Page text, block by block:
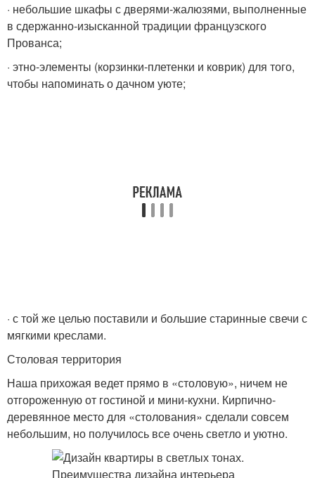
· небольшие шкафы с дверями-жалюзями, выполненные
в сдержанно-изысканной традиции французского
Прованса;
· этно-элементы (корзинки-плетенки и коврик) для того,
чтобы напоминать о дачном уюте;
· с той же целью поставили и большие старинные свечи с
мягкими креслами.
Столовая территория
Наша прихожая ведет прямо в «столовую», ничем не
отгороженную от гостиной и мини-кухни. Кирпично-
деревянное место для «столования» сделали совсем
небольшим, но получилось все очень светло и уютно.